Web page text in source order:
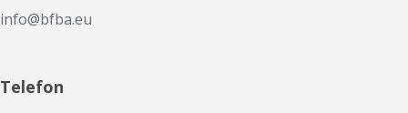
info@bfba.eu
Telefon